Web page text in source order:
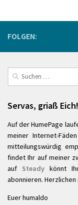
FOLGEN:
Suchen
nach:
Servas, griaß Eich!
Auf der HumePage
meiner Internet-
mitteilungswürdig
findet Ihr auf meiner
auf Steady könnt
abonnieren. Herzlichen
Euer humaldo